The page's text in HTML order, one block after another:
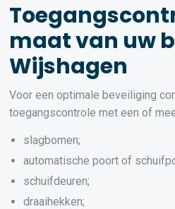
maat van uw
Wijshagen
Voor een optimale beveiliging
toegangscontrole met een of
slagbomen;
automatische poort of
schuifdeuren;
draaihekken;